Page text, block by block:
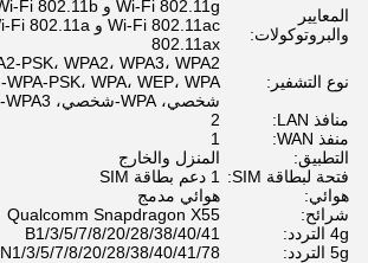
المعايير
والبروتوكولات:
802.11ax
نوع التشفير:
شخصي، WPA-شخصي، WPA3-شخصي
منافذ LAN:
2
منفذ WAN:
1
التطبيق:
المنزل والخارج
فتحة لبطاقة SIM:
1 دعم بطاقة SIM
هوائي:
هوائي مدمج
شرائح:
Qualcomm Snapdragon X55
4g التردد:
B1/3/5/7/8/20/28/38/40/41
5g التردد:
N1/3/5/7/8/20/28/38/40/41/78